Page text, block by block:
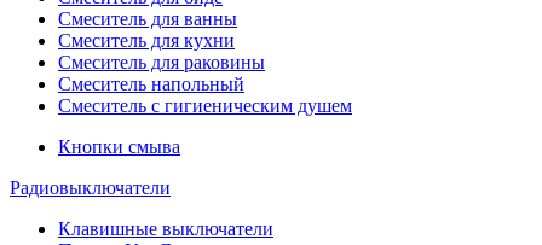
Смеситель для ванны
Смеситель для кухни
Смеситель для раковины
Смеситель напольный
Смеситель с гигиеническим душем
Кнопки смыва
Радиовыключатели
Клавишные выключатели